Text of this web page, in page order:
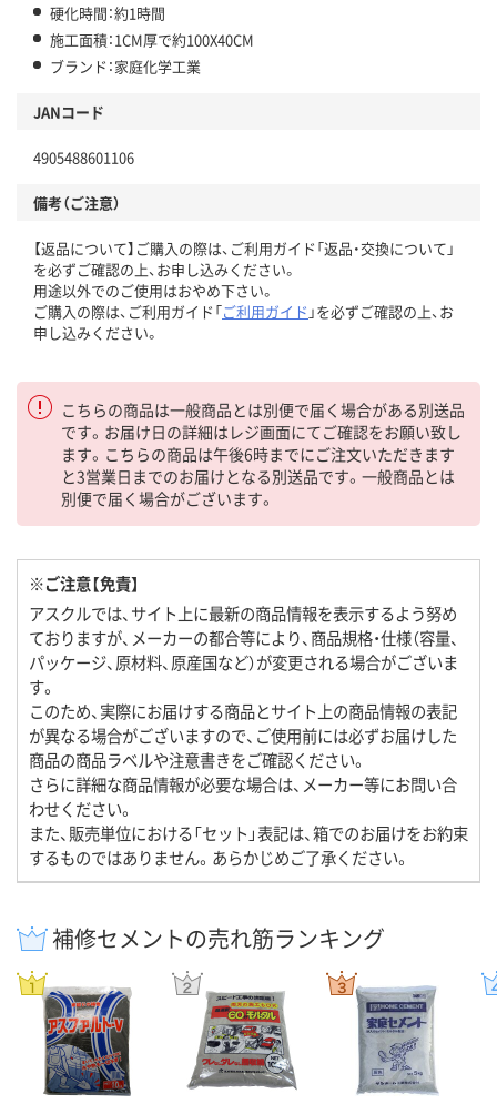
硬化時間：約1時間
施工面積：1CM厚で約100X40CM
ブランド：家庭化学工業
JANコード
4905488601106
備考（ご注意）
【返品について】ご購入の際は、ご利用ガイド「返品・交換について」
を必ずご確認の上、お申し込みください。
用途以外でのご使用はおやめ下さい。
ご購入の際は、ご利用ガイド「ご利用ガイド 」を必ずご確認の上、お
申し込みください。
こちらの商品は一般商品とは別便で届く場合がある別送品
です。お届け日の詳細はレジ画面にてご確認をお願い致し
ます。こちらの商品は午後6時までにご注文いただきます
と3営業日までのお届けとなる別送品です。一般商品とは
別便で届く場合がございます。
※ご注意【免責】
アスクルでは、サイト上に最新の商品情報を表示するよう努め
ておりますが、メーカーの都合等により、商品規格・仕様（容量、
パッケージ、原材料、原産国など）が変更される場合がございま
す。
このため、実際にお届けする商品とサイト上の商品情報の表記
が異なる場合がございますので、ご使用前には必ずお届けした
商品の商品ラベルや注意書きをご確認ください。
さらに詳細な商品情報が必要な場合は、メーカー等にお問い合
わせください。
また、販売単位における「セット」表記は、箱でのお届けをお約束
するものではありません。あらかじめご了承ください。
補修セメントの売れ筋ランキング